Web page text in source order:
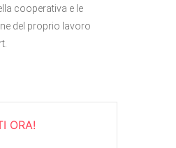
cooperativa e le
del proprio lavoro
ORA!